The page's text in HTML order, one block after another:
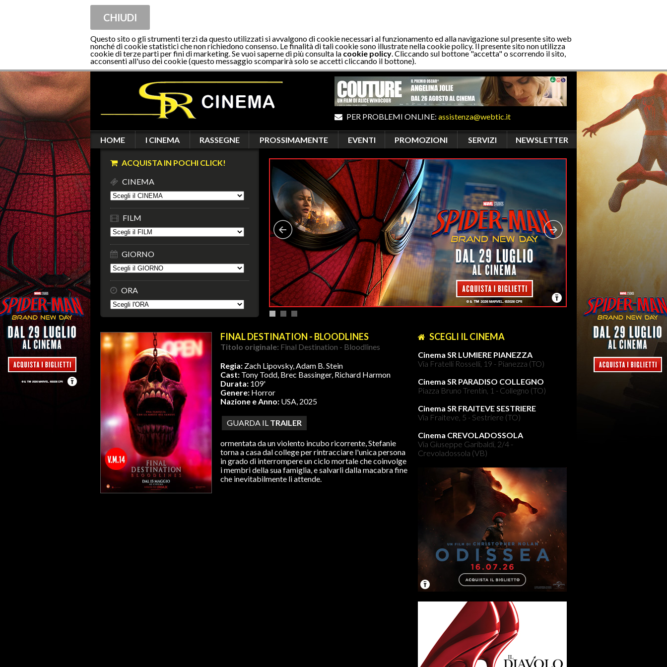
CHIUDI
Questo sito o gli strumenti terzi da questo utilizzati si avvalgono di cookie necessari al funzionamento ed alla navigazione sul presente sito web
nonché di cookie statistici che non richiedono consenso. Le finalità di tali cookie sono illustrate nella cookie policy. Il presente sito non utilizza
cookie di terze parti per fini di marketing. Se vuoi saperne di più consulta la cookie policy. Cliccando sul bottone "accetta" o scorrendo il sito,
acconsenti all'uso dei cookie (questo messaggio scomparirà solo se accetti cliccando il bottone).
PER PROBLEMI ONLINE: assistenza@webtic.it
HOME I CINEMA RASSEGNE PROSSIMAMENTE EVENTI PROMOZIONI SERVIZI NEWSLETTER
ACQUISTA IN POCHI CLICK!
CINEMA
FILM
GIORNO
ORA
FINAL DESTINATION - BLOODLINES
Titolo originale: Final Destination - Bloodlines
Regia: Zach Lipovsky, Adam B. Stein
Cast: Tony Todd, Brec Bassinger, Richard Harmon
Durata: 109'
Genere: Horror
Nazione e Anno: USA, 2025
GUARDA IL TRAILER
ormentata da un violento incubo ricorrente, Stefanie
torna a casa dal college per rintracciare l'unica persona
in grado di interrompere un ciclo mortale che coinvolge
i membri della sua famiglia, e salvarli dalla macabra fine
che inevitabilmente li attende.
SCEGLI IL CINEMA
Cinema SR LUMIERE PIANEZZA
Via Fratelli Rosselli, 19 - Pianezza (TO)
Cinema SR PARADISO COLLEGNO
Piazza Bruno Trentin, 1 - Collegno (TO)
Cinema SR FRAITEVE SESTRIERE
Via Fraiteve, 5 - Sestriere (TO)
Cinema CREVOLADOSSOLA
Via Giuseppe Garibaldi, 2/4 -
Crevoladossola (VB)